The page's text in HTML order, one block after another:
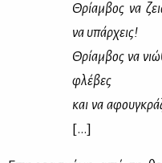
Θρί­αμ­βος να
να υπάρ­χεις!
Θρί­αμ­βος να
φλέ­βες
και να
[…]